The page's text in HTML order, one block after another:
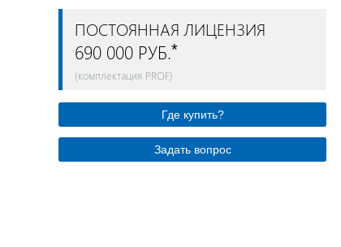
ПОСТОЯННАЯ ЛИЦЕНЗИЯ
690 000 РУБ.*
(комплектация PROF)
Где купить?
Задать вопрос